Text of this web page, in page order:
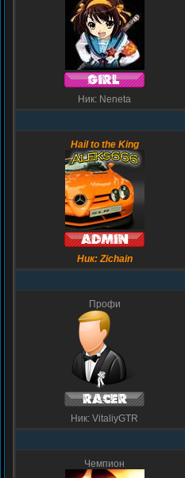
Ник: Neneta
Hail to the King
Ник: Zichain
Профи
Ник: VitaliyGTR
Чемпион